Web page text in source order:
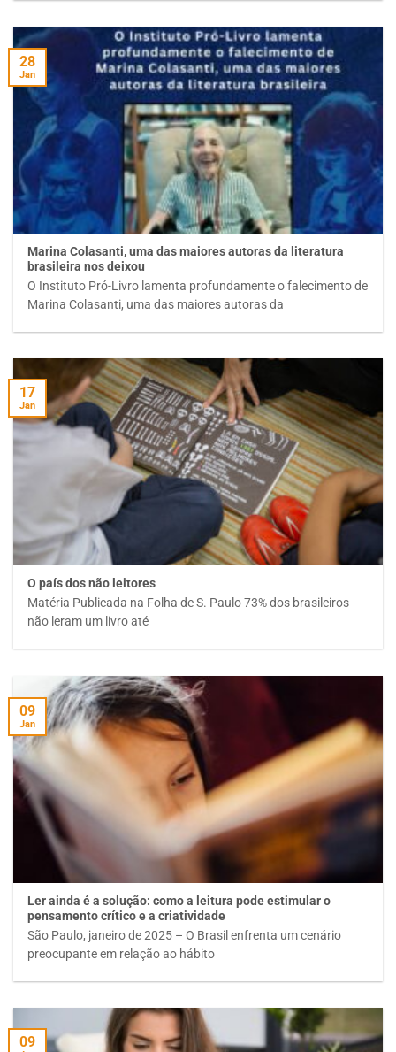
Marina Colasanti, uma das maiores autoras da literatura
brasileira nos deixou
O Instituto Pró-Livro lamenta profundamente o falecimento de
Marina Colasanti, uma das maiores autoras da
28
Jan
O país dos não leitores
Matéria Publicada na Folha de S. Paulo 73% dos brasileiros
não leram um livro até
17
Jan
Ler ainda é a solução: como a leitura pode estimular o
pensamento crítico e a criatividade
São Paulo, janeiro de 2025 – O Brasil enfrenta um cenário
preocupante em relação ao hábito
09
Jan
09